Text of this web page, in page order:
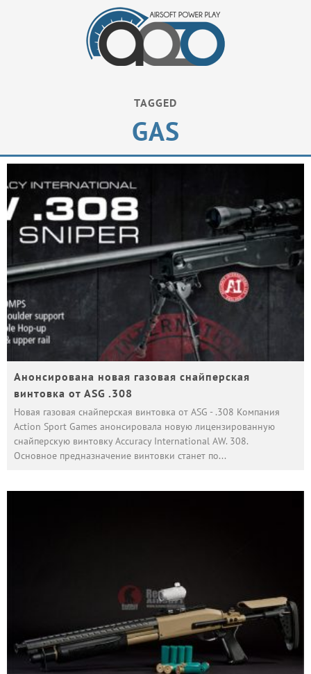
TAGGED
GAS
Анонсирована новая газовая снайперская
винтовка от ASG .308
Новая газовая снайперская винтовка от ASG - .308 Компания
Action Sport Games анонсировала новую лицензированную
снайперскую винтовку Accuracy International AW. 308.
Основное предназначение винтовки станет по...